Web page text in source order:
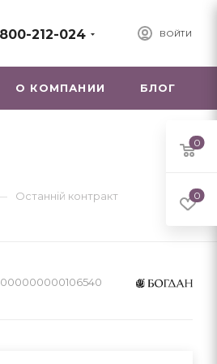
ВОЙТИ
212-024
О КОМПАНИИ БЛОГ
Останній контракт
0
0